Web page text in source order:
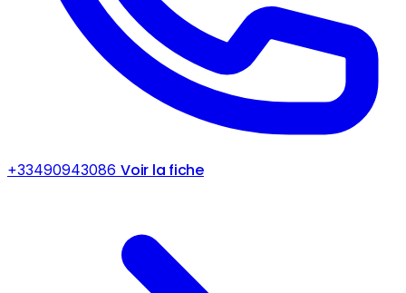
+33490943086 Voir la fiche